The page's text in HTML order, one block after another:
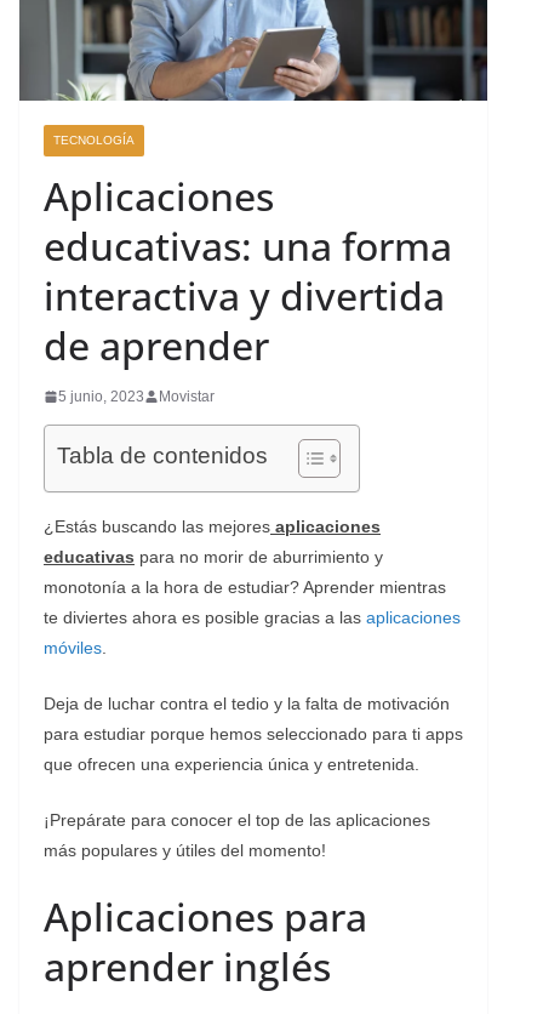
TECNOLOGÍA
Aplicaciones
educativas: una forma
interactiva y divertida
de aprender
5 junio, 2023 Movistar
Tabla de contenidos
¿Estás buscando las mejores aplicaciones
educativas para no morir de aburrimiento y
monotonía a la hora de estudiar? Aprender mientras
te diviertes ahora es posible gracias a las aplicaciones
móviles
Deja de luchar contra el tedio y la falta de motivación
para estudiar porque hemos seleccionado para ti apps
que ofrecen una experiencia única y entretenida.
¡Prepárate para conocer el top de las aplicaciones
más populares y útiles del momento!
Aplicaciones para
aprender inglés